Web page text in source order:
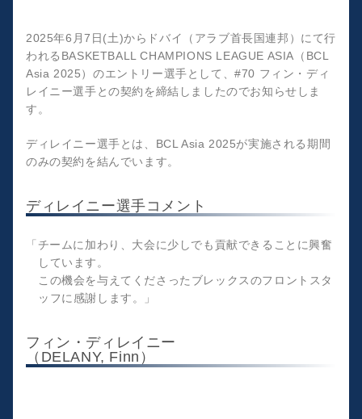
2025年6月7日(土)からドバイ（アラブ首長国連邦）にて行
われるBASKETBALL CHAMPIONS LEAGUE ASIA（BCL
Asia 2025）のエントリー選手として、#70 フィン・ディ
レイニー選手との契約を締結しましたのでお知らせしま
す。
ディレイニー選手とは、BCL Asia 2025が実施される期間
のみの契約を結んでいます。
ディレイニー選手コメント
「チームに加わり、大会に少しでも貢献できることに興奮
しています。
この機会を与えてくださったブレックスのフロントスタ
ッフに感謝します。」
フィン・ディレイニー
（DELANY, Finn）